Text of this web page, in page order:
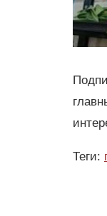
Теги: